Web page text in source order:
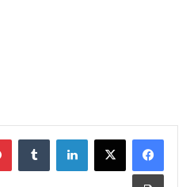
لينكدإن
طباعة